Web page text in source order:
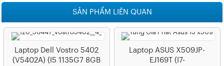
SẢN PHẨM LIÊN QUAN
Laptop Dell Vostro 5402
(V5402A) (i5 1135G7 8GB
Laptop ASUS X509JP-
EJ169T (i7-